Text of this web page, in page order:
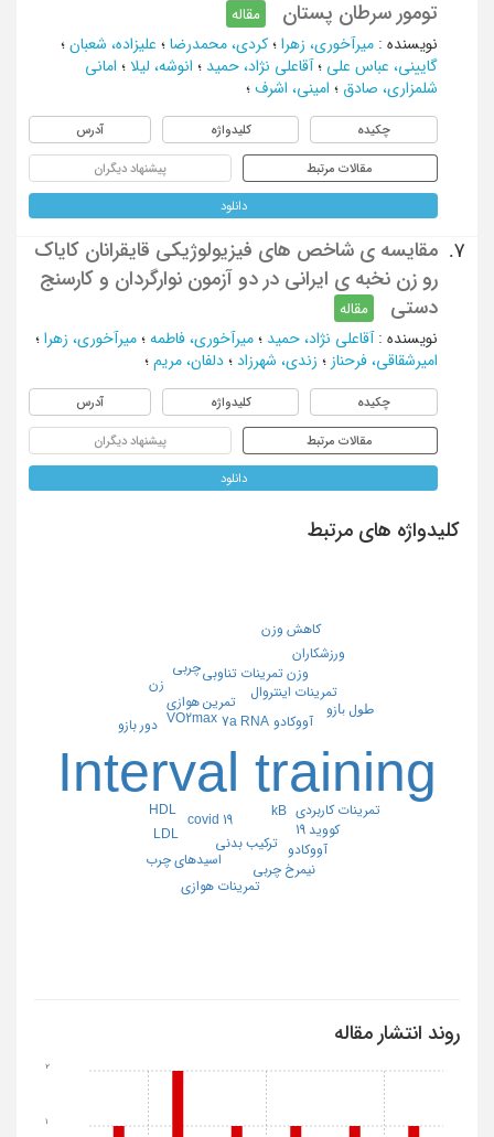
تومور سرطان پستان
مقاله
نویسنده : میرآخوری، زهرا ؛ کردی، محمدرضا ؛ علیزاده، شعبان ؛
گایینی، عباس علی ؛ آقاعلی نژاد، حمید ؛ انوشه، لیلا ؛ امانی
شلمزاری، صادق ؛ امینی، اشرف ؛
چکیده کلیدواژه آدرس
مقالات مرتبط پیشنهاد دیگران
دانلود
7.
مقایسه ی شاخص های فیزیولوژیکی قایقرانان کایاک
رو زن نخبه ی ایرانی در دو آزمون نوارگردان و کارسنج
دستی
مقاله
نویسنده : آقاعلی نژاد، حمید ؛ میرآخوری، فاطمه ؛ میرآخوری، زهرا ؛
امیرشقاقی، فرحناز ؛ زندی، شهرزاد ؛ دلفان، مریم ؛
چکیده کلیدواژه آدرس
مقالات مرتبط پیشنهاد دیگران
دانلود
کلیدواژه های مرتبط
Interval training
7a RNA
covid 19
kB
VO2max آووکادو
ترکیب بدنی
تمرین هوازی
تمرینات اینتروال
تمرینات تناوبی
تمرینات کاربردی
نیمرخ چربی
کووید 19
HDL
LDL
آووکادو
اسیدهای چرب
تمرینات هوازی
چربی
دور بازو
زن
ﻃﻮل ﺑﺎزو
ورزشکاران
وزن
کاهش وزن
روند انتشار مقاله
1
2